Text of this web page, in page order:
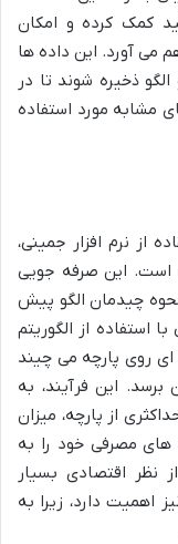
کمک کرده و امکان
می آورد. این داده ها
ذخیره شوند تا در
مشابه مورد استفاده
از نرم افزار جمینی،
است. این صرفه جویی
نحوه چیدمان الگو پیش
استفاده از الگوریتم
ای روی پارچه می چیند
این فرآیند، به
از پارچه، میزان
مصرفی خود را به
نظر اقتصادی بسیار
اهمیت دارد، زیرا به